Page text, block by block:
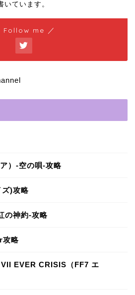
いています。
Follow me ／
）-空の唄-攻略
)攻略
の神約-攻略
略
EVER CRISIS（FF7 エ